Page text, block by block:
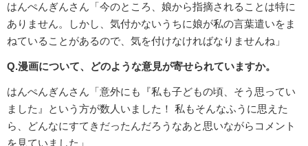
はんぺんぎんさん「今のところ、娘から指摘されることは特に
ありません。しかし、気付かないうちに娘が私の言葉遣いをま
ねていることがあるので、気を付けなければなりませんね」
Q.漫画について、どのような意見が寄せられていますか。
はんぺんぎんさん「意外にも『私も子どもの頃、そう思ってい
ました』という方が数人いました！ 私もそんなふうに思えた
ら、どんなにすてきだったんだろうなあと思いながらコメント
を見ていました」